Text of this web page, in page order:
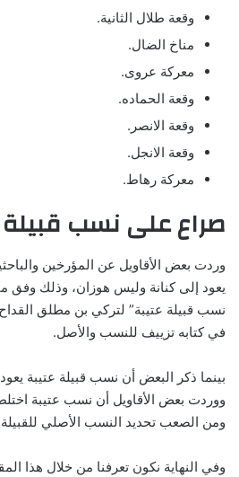
وقعة طلال الثانية.
مناخ الضال.
معركة عروى.
وقعة الحماده.
وقعة الانصر.
وقعة الانجل.
معركة رهاط.
صراع على نسب قبيلة
وردت بعض الأقاويل عن المؤرخين
يعود إلى كنانة وليس هوزان، وذلك وفق
نسب قبيلة عتيبة” لتركي بن مطلق
في كتابه تزييف للنسب والأصل.
بينما ذكر البعض أن نسب قبيلة عتيبة
ووردت بعض الأقاويل أن نسب عتيبة اختلط
ومن الصعب تحديد النسب الأصلي
وفي النهاية نكون تعرفنا من خلال هذا